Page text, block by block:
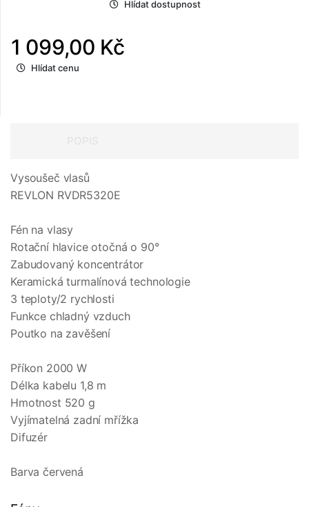
Hlídat dostupnost
1 099,00 Kč
Hlídat cenu
Vysoušeč vlasů
REVLON RVDR5320E
Fén na vlasy
Rotační hlavice otočná o 90°
Zabudovaný koncentrátor
Keramická turmalínová technologie
3 teploty/2 rychlosti
Funkce chladný vzduch
Poutko na zavěšení
Příkon 2000 W
Délka kabelu 1,8 m
Hmotnost 520 g
Vyjímatelná zadní mřížka
Difuzér
Barva červená